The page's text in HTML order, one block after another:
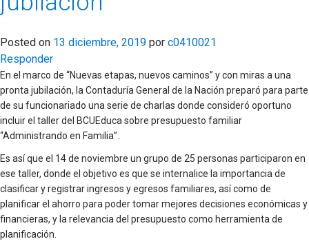
Posted on 13 diciembre, 2019 por c0410021
Responder
En el marco de “Nuevas etapas, nuevos caminos” y con miras a una
pronta jubilación, la Contaduría General de la Nación preparó para parte
de su funcionariado una serie de charlas donde consideró oportuno
incluir el taller del BCUEduca sobre presupuesto familiar
“Administrando en Familia”.
Es así que el 14 de noviembre un grupo de 25 personas participaron en
ese taller, donde el objetivo es que se internalice la importancia de
clasificar y registrar ingresos y egresos familiares, así como de
planificar el ahorro para poder tomar mejores decisiones económicas y
financieras, y la relevancia del presupuesto como herramienta de
planificación.